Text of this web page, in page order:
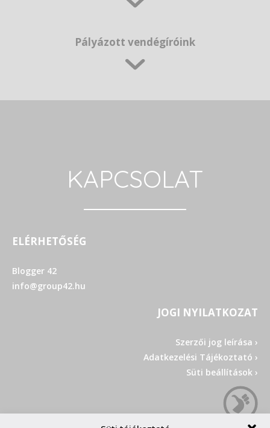
Pályázott vendégíróink
KAPCSOLAT
ELÉRHETŐSÉG
Blogger 42
info@group42.hu
JOGI NYILATKOZAT
Szerzői jog leírása ›
Adatkezelési Tájékoztató ›
Süti beállítások ›